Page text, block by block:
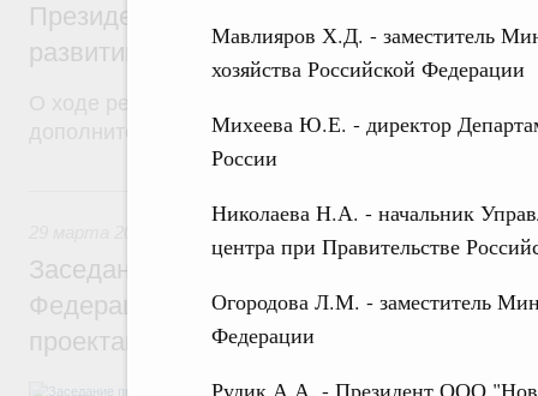
Мавлияров Х.Д. - заместитель
хозяйства Российской Федерации
Михеева Ю.Е. - директор
России
Николаева Н.А. - начальник
центра при Правительстве
Огородова Л.М. - заместитель
Федерации
Рудик А.А. - Президент ООО
Президенте Российской Федерации по
развитию и приоритетным проектам
дополнительное образование для детей».
Заседание президиума Совета при
Федерации по стратегическому
проектам
О ходе реализации приоритетного